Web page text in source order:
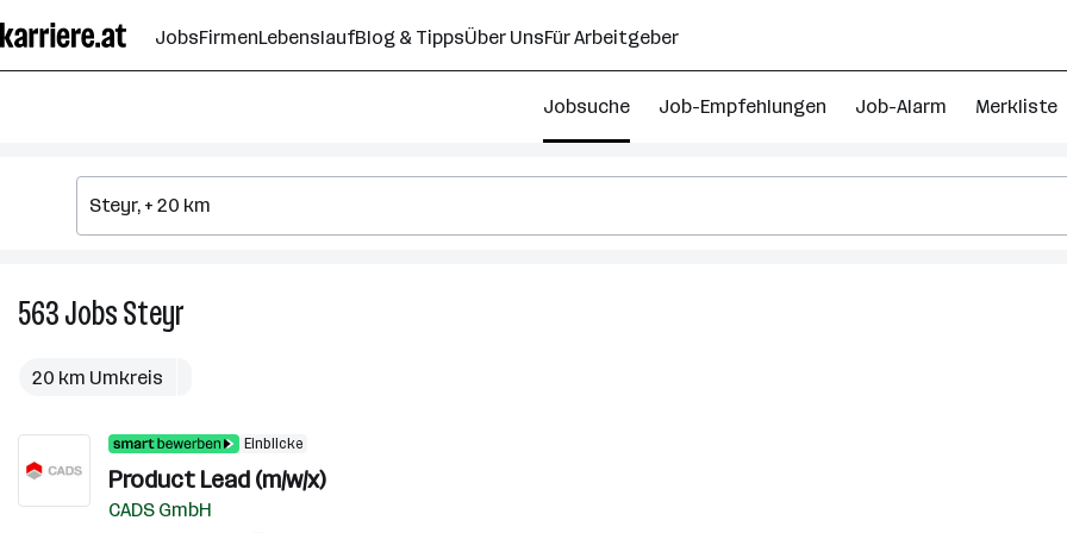
Seiteninhalt
springen
JobsFirmenLebenslaufBlog & TippsÜber UnsFür Arbeitgeber
Jobsuche Job-Empfehlungen Job-Alarm Merkliste
563JobsSteyr
20 km Umkreis
Einblicke
Product Lead (m/w/x)
CADS GmbH